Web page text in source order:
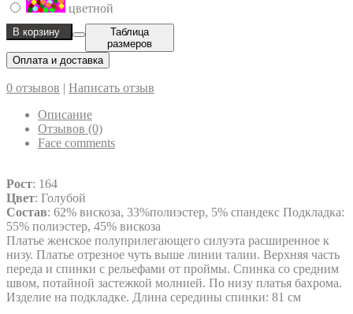
цветной
В корзину
Таблица
размеров
Оплата и доставка
0 отзывов | Написать отзыв
Описание
Отзывов (0)
Face comments
Рост: 164
Цвет: Голубой
Состав: 62% вискоза, 33%полиэстер, 5% спандекс Подкладка:
55% полиэстер, 45% вискоза
Платье женское полуприлегающего силуэта расширенное к
низу. Платье отрезное чуть выше линии талии. Верхняя часть
переда и спинки с рельефами от проймы. Спинка со средним
швом, потайной застежкой молнией. По низу платья бахрома.
Изделие на подкладке. Длина середины спинки: 81 см